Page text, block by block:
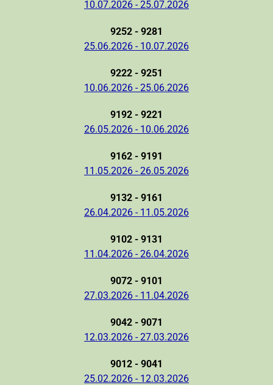
10.07.2026 - 25.07.2026
9252 - 9281
25.06.2026 - 10.07.2026
9222 - 9251
10.06.2026 - 25.06.2026
9192 - 9221
26.05.2026 - 10.06.2026
9162 - 9191
11.05.2026 - 26.05.2026
9132 - 9161
26.04.2026 - 11.05.2026
9102 - 9131
11.04.2026 - 26.04.2026
9072 - 9101
27.03.2026 - 11.04.2026
9042 - 9071
12.03.2026 - 27.03.2026
9012 - 9041
25.02.2026 - 12.03.2026